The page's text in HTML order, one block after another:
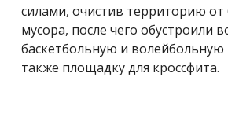
силами, очистив территорию от
мусора, после чего обустроили
баскетбольную и
также площадку для кроссфита.